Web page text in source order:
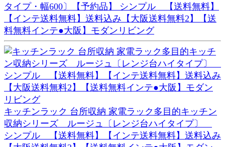
タイプ・幅600〕【予約品】 シンプル 【送料無料】
【インテ送料無料】送料込み【大阪送料無料2】【送
料無料インテ●大阪】モダンリビング
キッチンラック 台所収納 家電ラック多目的キッチン
収納シリーズ ルージュ〔レンジ台ハイタイプ〕
シンプル 【送料無料】【インテ送料無料】送料込み